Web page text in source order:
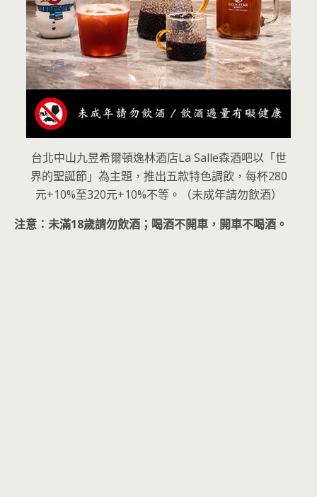
台北中山九昱希爾頓逸林酒店La Salle森酒吧以「世
界的聖誕節」為主題，推出五款特色調飲，每杯280
元+10%至320元+10%不等。（未成年請勿飲酒）
注意：未滿18歲請勿飲酒；喝酒不開車，開車不喝酒。